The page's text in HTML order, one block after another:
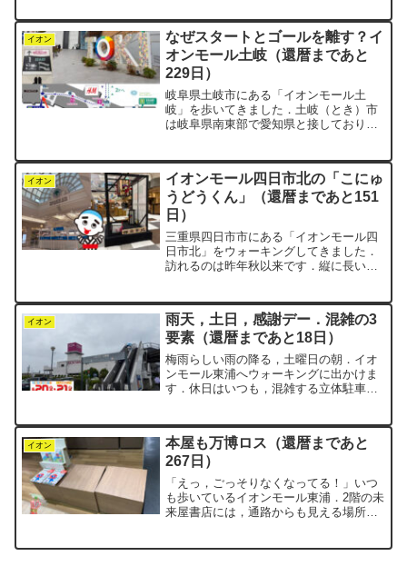
外を歩くのは，negiにとってちょっとし
た遠征気分です．今...
イオン
なぜスタートとゴールを離す？イ
オンモール土岐（還暦まであと
229日）
岐阜県土岐市にある「イオンモール土
岐」を歩いてきました．土岐（とき）市
は岐阜県南東部で愛知県と接しており，
モール土岐は2022年開業の新しい店舗．
ウォーキングコースにも...
イオン
イオンモール四日市北の「こにゅ
うどうくん」（還暦まであと151
日）
三重県四日市市にある「イオンモール四
日市北」をウォーキングしてきました．
訪れるのは昨年秋以来です．縦に長い三
ではありません．ここはイオン創業の地
である，岡田屋があった場所...
イオン
雨天，土日，感謝デー．混雑の3
要素（還暦まであと18日）
梅雨らしい雨の降る，土曜日の朝．イオ
ンモール東浦へウォーキングに出かけま
す．休日はいつも，混雑する立体駐車場
まりの雨足に，屋根のある立体駐車場へ
入ることにしました．時計...
イオン
本屋も万博ロス（還暦まであと
267日）
「えっ，ごっそりなくなってる！」いつ
も歩いているイオンモール東浦．2階の未
来屋書店には，通路からも見える場所に